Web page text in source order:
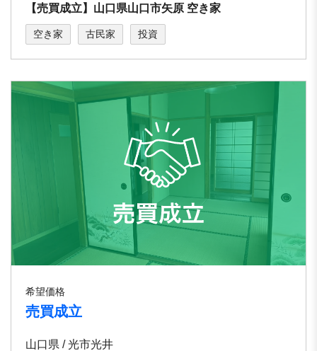
【売買成立】山口県山口市矢原 空き家
空き家 古民家 投資
希望価格
売買成立
山口県 / 光市光井